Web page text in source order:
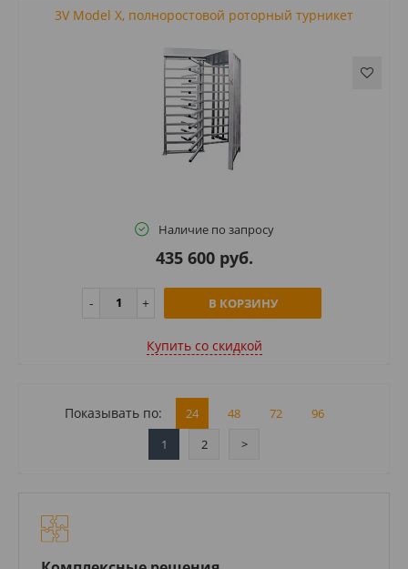
3V Model X, полноростовой роторный турникет
Наличие по запросу
435 600 руб.
В КОРЗИНУ
Купить cо скидкой
Показывать по: 24 48 72
96
1
2 >